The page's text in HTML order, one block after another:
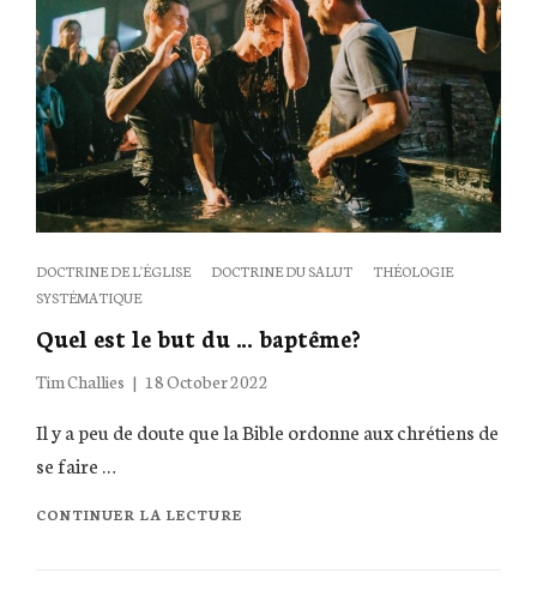
UN
FAISEUR
DE
TROUBLES?
Categories
DOCTRINE DE L'ÉGLISE DOCTRINE DU SALUT
THÉOLOGIE
SYSTÉMATIQUE
Quel est le but du … baptême?
Tim Challies
Posted
18 October 2022
Il y a peu de doute que la Bible ordonne aux chrétiens de
se faire …
CONTINUER LA LECTURE